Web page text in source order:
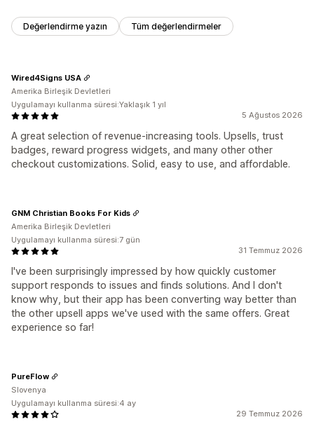
Değerlendirme yazın Tüm değerlendirmeler
5 Ağustos 2026
A great selection of revenue-increasing tools. Upsells, trust
badges, reward progress widgets, and many other other
checkout customizations. Solid, easy to use, and affordable.
Wired4Signs USA
Amerika Birleşik Devletleri
Uygulamayı kullanma süresi:Yaklaşık 1 yıl
31 Temmuz 2026
I've been surprisingly impressed by how quickly customer
support responds to issues and finds solutions. And I don't
know why, but their app has been converting way better than
the other upsell apps we've used with the same offers. Great
experience so far!
GNM Christian Books For Kids
Amerika Birleşik Devletleri
Uygulamayı kullanma süresi:7 gün
29 Temmuz 2026
PureFlow
Slovenya
Uygulamayı kullanma süresi:4 ay